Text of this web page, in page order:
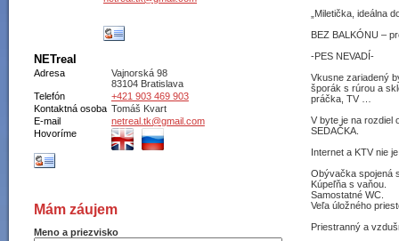
NETreal
Adresa
Vajnorská 98
83104 Bratislava
Telefón
+421 903 469 903
Kontaktná osoba Tomáš Kvart
E-mail
netreal.tk@gmail.com
Hovoríme
Mám záujem
Meno a priezvisko
„Miletička, ideálna
BEZ BALKÓNU –
-PES NEVADÍ-
Vkusne zariadený
šporák s rúrou a
práčka, TV …
V byte je na rozdiel
SEDAČKA.
Internet a KTV nie
Obývačka spojená
Kúpeľňa s vaňou.
Samostatné WC.
Veľa úložného
Priestranný a